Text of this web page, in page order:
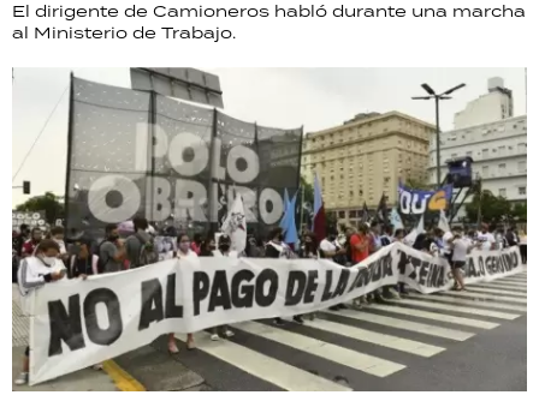
El dirigente de Camioneros habló durante una marcha
al Ministerio de Trabajo.